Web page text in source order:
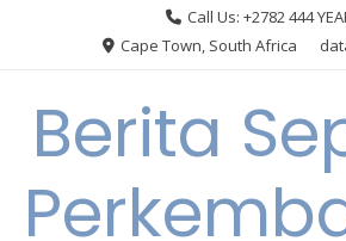
Call Us: +2782 444
Cape Town, South Africa
Berita